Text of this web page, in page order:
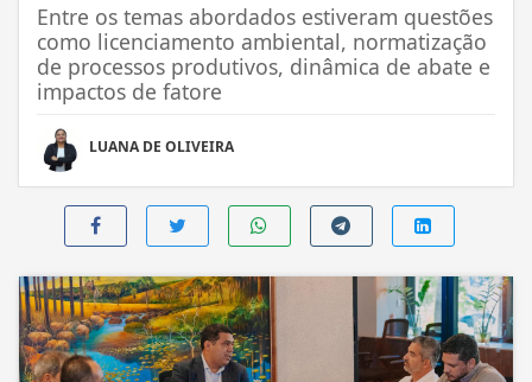
Entre os temas abordados estiveram questões
como licenciamento ambiental, normatização
de processos produtivos, dinâmica de abate e
impactos de fatore
LUANA DE OLIVEIRA